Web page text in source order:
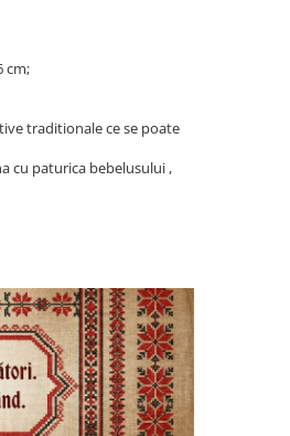
cm;
traditionale ce se poate
cu paturica bebelusului ,